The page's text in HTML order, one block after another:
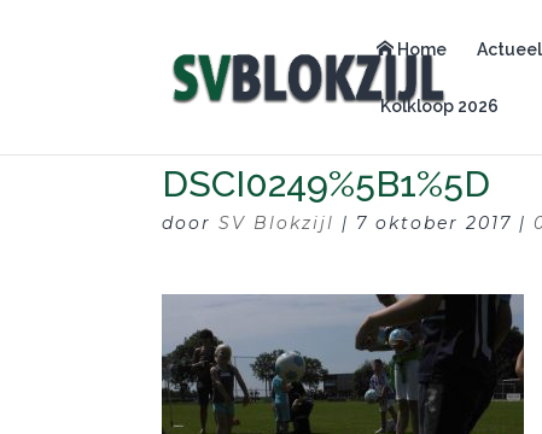
Home Actueel
Kolkloop 2026
DSCI0249%5B1%5D
doorSV Blokzijl | 7 oktober 2017 |